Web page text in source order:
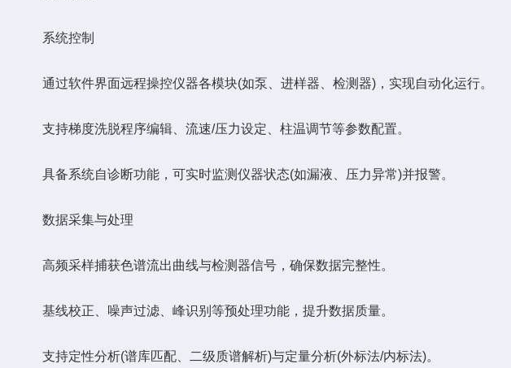
系统控制
通过软件界面远程操控仪器各模块(如泵、进样器、检测器)，实现自动化运行。
支持梯度洗脱程序编辑、流速/压力设定、柱温调节等参数配置。
具备系统自诊断功能，可实时监测仪器状态(如漏液、压力异常)并报警。
数据采集与处理
高频采样捕获色谱流出曲线与检测器信号，确保数据完整性。
基线校正、噪声过滤、峰识别等预处理功能，提升数据质量。
支持定性分析(谱库匹配、二级质谱解析)与定量分析(外标法/内标法)。